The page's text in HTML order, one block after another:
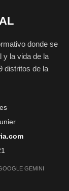
donde se
y la vida de la
distritos de la
GEMINI